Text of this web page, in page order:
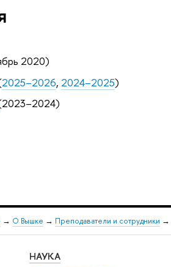
2020)
2025–2026, 2024–2025)
→ О Вышке → Преподаватели и сотрудники →
НАУКА